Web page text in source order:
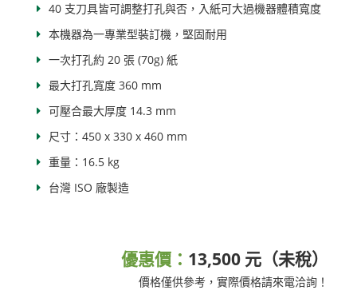
40 支刀具皆可調整打孔與否，入紙可大過機器體積寬度
本機器為一專業型裝訂機，堅固耐用
一次打孔約 20 張 (70g) 紙
最大打孔寬度 360 mm
可壓合最大厚度 14.3 mm
尺寸：450 x 330 x 460 mm
重量：16.5 kg
台灣 ISO 廠製造
優惠價： 13,500 元（未稅）
價格僅供參考，實際價格請來電洽詢！